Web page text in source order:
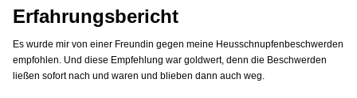
Erfahrungsbericht
Es wurde mir von einer Freundin gegen meine Heusschnupfenbeschwerden
empfohlen. Und diese Empfehlung war goldwert, denn die Beschwerden
ließen sofort nach und waren und blieben dann auch weg.